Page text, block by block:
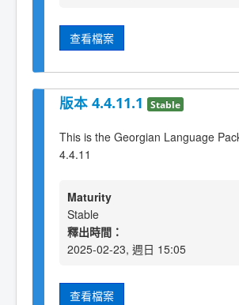
查看檔案
版本 4.4.11.1 Stable
This is the Georgian Language
4.4.11
Maturity
Stable
釋出時間：
2025-02-23, 週日 15:05
查看檔案